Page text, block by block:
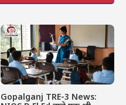
Gopalganj TRE-3 News: